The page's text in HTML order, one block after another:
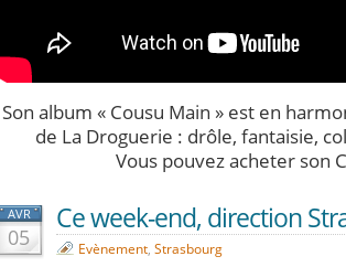
Son album « Cousu Main » est en
de La Droguerie : drôle, fantaisie,
Vous pouvez acheter son
AVR
05
Ce week-end, direction
Evènement, Strasbourg